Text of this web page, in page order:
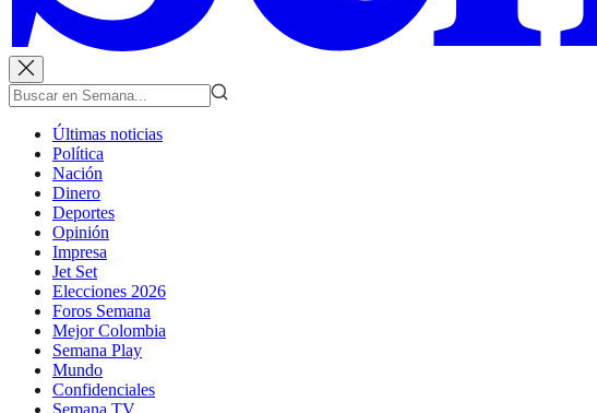
Últimas noticias
Política
Nación
Dinero
Deportes
Opinión
Impresa
Jet Set
Elecciones 2026
Foros Semana
Mejor Colombia
Semana Play
Mundo
Confidenciales